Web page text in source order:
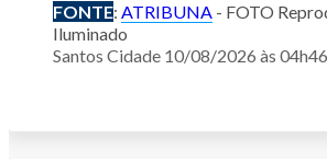
FONTE: ATRIBUNA - FOTO
Iluminado
Santos Cidade 10/08/2026 às 04h46